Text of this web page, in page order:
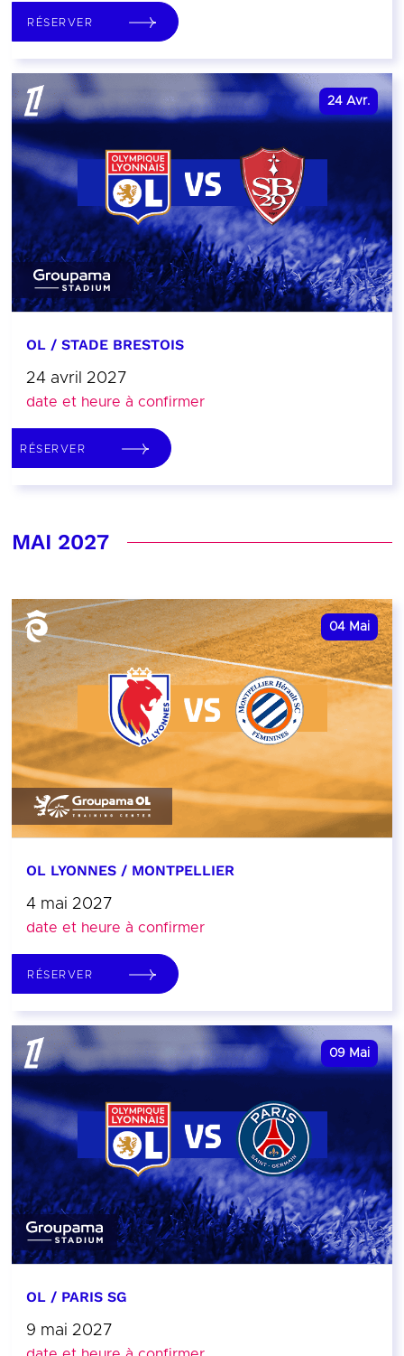
RÉSERVER
24 Avr.
OL / STADE BRESTOIS
24 avril 2027
date et heure à confirmer
RÉSERVER
MAI 2027
04 Mai
OL LYONNES / MONTPELLIER
4 mai 2027
date et heure à confirmer
RÉSERVER
09 Mai
OL / PARIS SG
9 mai 2027